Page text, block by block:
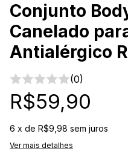
Conjunto
Canelado
Antialérgico
(0)
R$59,90
6 x de R$9,98 sem juros
Ver mais detalhes